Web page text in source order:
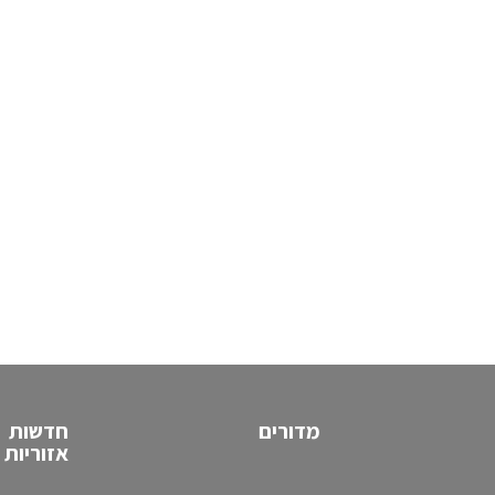
מדורים חדשות
אזוריות